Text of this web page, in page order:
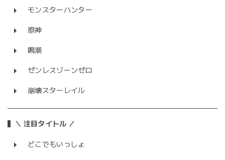
モンスターハンター
原神
鳴潮
ゼンレスゾーンゼロ
崩壊スターレイル
＼ 注目タイトル ／
どこでもいっしょ